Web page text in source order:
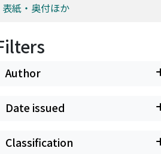
表紙・奥付ほか
Author
Date issued
Classification